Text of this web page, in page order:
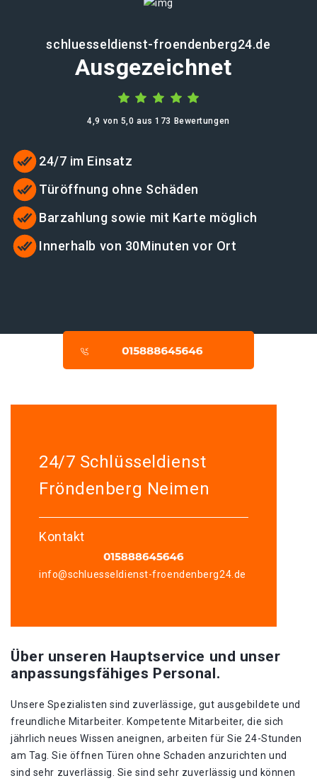
schluesseldienst-froendenberg24.de
Ausgezeichnet
4,9 von 5,0 aus 173 Bewertungen
24/7 im Einsatz
Türöffnung ohne Schäden
Barzahlung sowie mit Karte möglich
Innerhalb von 30Minuten vor Ort
24/7 Schlüsseldienst
Fröndenberg Neimen
Kontakt
info@schluesseldienst-froendenberg24.de
Über unseren Hauptservice und unser
anpassungsfähiges Personal.
Unsere Spezialisten sind zuverlässige, gut ausgebildete und
freundliche Mitarbeiter. Kompetente Mitarbeiter, die sich
jährlich neues Wissen aneignen, arbeiten für Sie 24-Stunden
am Tag. Sie öffnen Türen ohne Schaden anzurichten und
sind sehr zuverlässig. Sie sind sehr zuverlässig und können